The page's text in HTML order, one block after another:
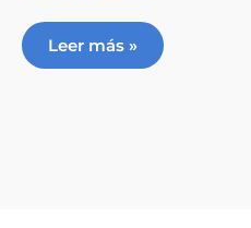
Leer más »